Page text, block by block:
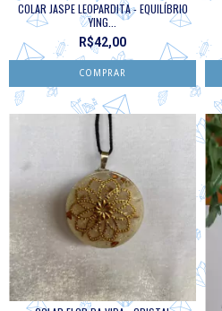
COLAR JASPE LEOPARDITA - EQUILÍBRIO
YING...
R$42,00